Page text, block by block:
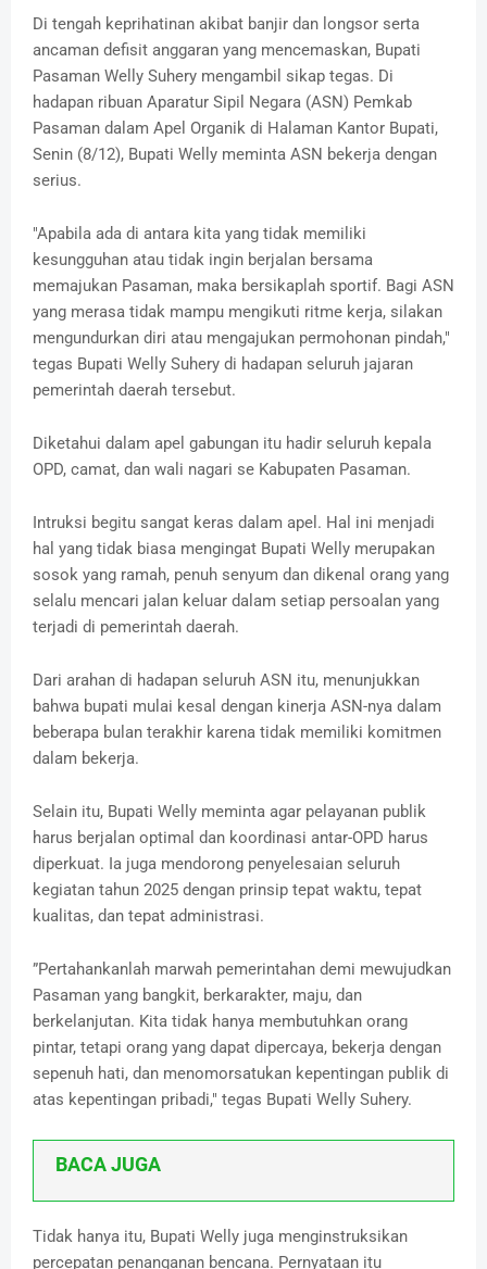
Di tengah keprihatinan akibat banjir dan longsor serta
ancaman defisit anggaran yang mencemaskan, Bupati
Pasaman Welly Suhery mengambil sikap tegas. Di
hadapan ribuan Aparatur Sipil Negara (ASN) Pemkab
Pasaman dalam Apel Organik di Halaman Kantor Bupati,
Senin (8/12), Bupati Welly meminta ASN bekerja dengan
serius.
"Apabila ada di antara kita yang tidak memiliki
kesungguhan atau tidak ingin berjalan bersama
memajukan Pasaman, maka bersikaplah sportif. Bagi ASN
yang merasa tidak mampu mengikuti ritme kerja, silakan
mengundurkan diri atau mengajukan permohonan pindah,"
tegas Bupati Welly Suhery di hadapan seluruh jajaran
pemerintah daerah tersebut.
Diketahui dalam apel gabungan itu hadir seluruh kepala
OPD, camat, dan wali nagari se Kabupaten Pasaman.
Intruksi begitu sangat keras dalam apel. Hal ini menjadi
hal yang tidak biasa mengingat Bupati Welly merupakan
sosok yang ramah, penuh senyum dan dikenal orang yang
selalu mencari jalan keluar dalam setiap persoalan yang
terjadi di pemerintah daerah.
Dari arahan di hadapan seluruh ASN itu, menunjukkan
bahwa bupati mulai kesal dengan kinerja ASN-nya dalam
beberapa bulan terakhir karena tidak memiliki komitmen
dalam bekerja.
Selain itu, Bupati Welly meminta agar pelayanan publik
harus berjalan optimal dan koordinasi antar-OPD harus
diperkuat. Ia juga mendorong penyelesaian seluruh
kegiatan tahun 2025 dengan prinsip tepat waktu, tepat
kualitas, dan tepat administrasi.
”Pertahankanlah marwah pemerintahan demi mewujudkan
Pasaman yang bangkit, berkarakter, maju, dan
berkelanjutan. Kita tidak hanya membutuhkan orang
pintar, tetapi orang yang dapat dipercaya, bekerja dengan
sepenuh hati, dan menomorsatukan kepentingan publik di
atas kepentingan pribadi," tegas Bupati Welly Suhery.
BACA JUGA
Tidak hanya itu, Bupati Welly juga menginstruksikan
percepatan penanganan bencana. Pernyataan itu